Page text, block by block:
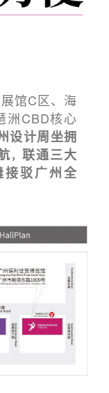
馆C区、海
洲CBD核心
设计周坐拥
， 联通三大
驳广州全